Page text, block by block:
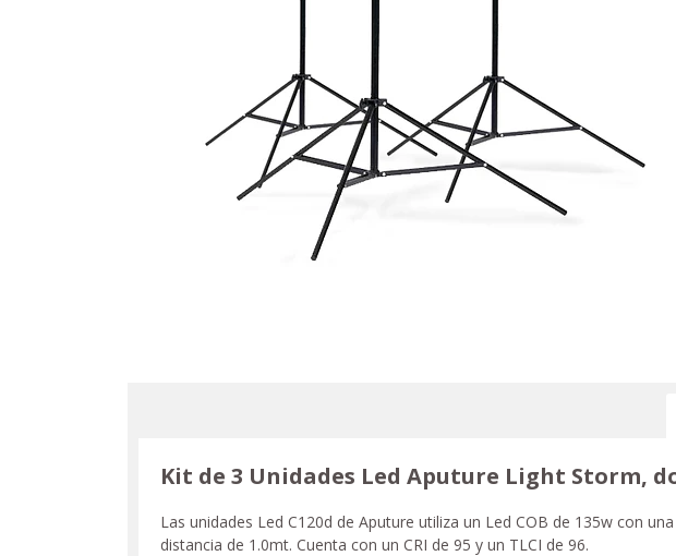
Kit de 3 Unidades Led Aputure Light Storm,
Las unidades Led C120d de Aputure utiliza un Led COB de 135w con
distancia de 1.0mt. Cuenta con un CRI de 95 y un TLCI de 96.